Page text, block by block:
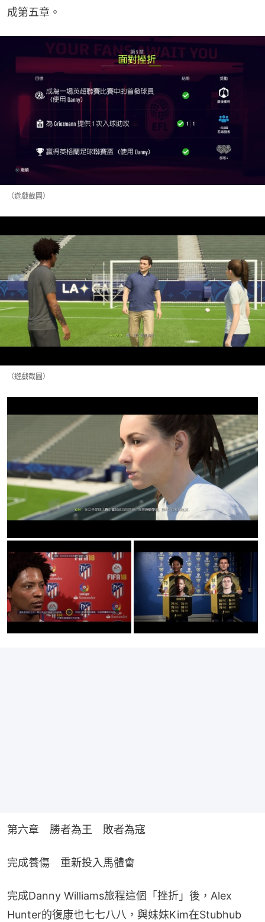
成第五章。
（遊戲截圖）
（遊戲截圖）
第六章　勝者為王　敗者為寇
完成養傷　重新投入馬體會
完成Danny Williams旅程這個「挫折」後，Alex
Hunter的復康也七七八八，與妹妹Kim在Stubhub